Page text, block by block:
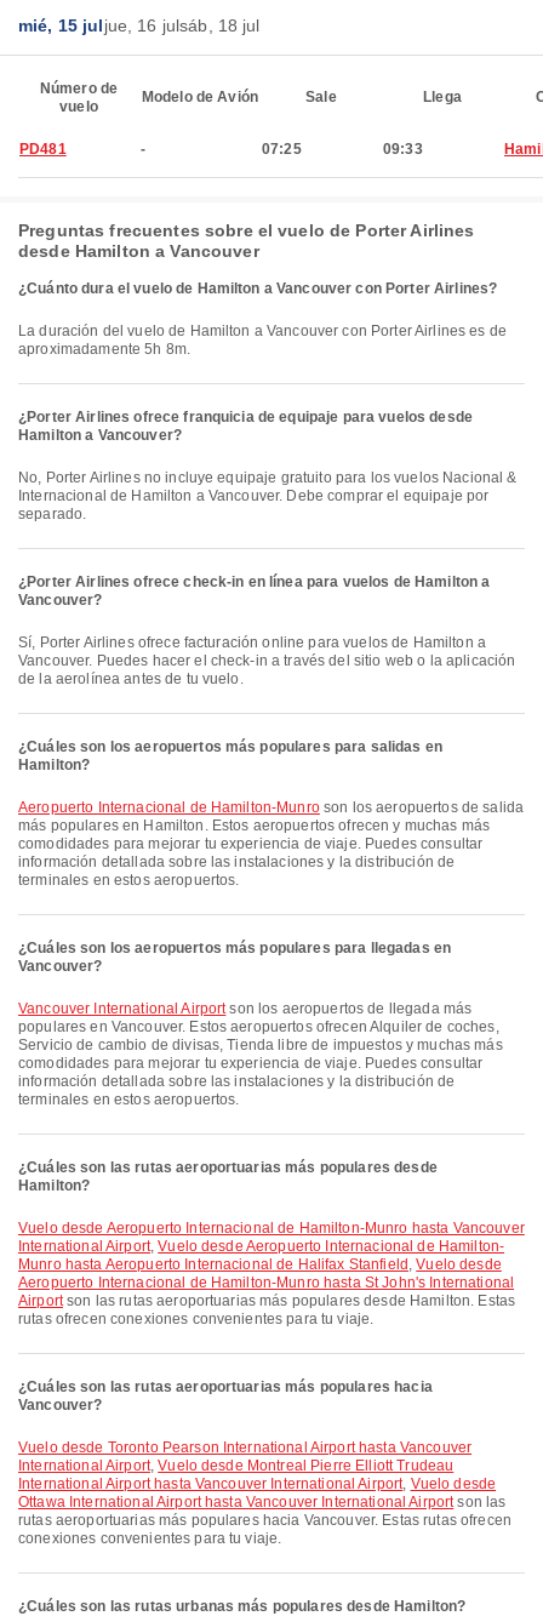
mié, 15 juljue, 16 julsáb, 18 jul
Número de
vuelo
Modelo de Avión Sale Llega
PD481 - 07:25 09:33
Preguntas frecuentes sobre el vuelo de Porter Airlines
desde Hamilton a Vancouver
¿Cuánto dura el vuelo de Hamilton a Vancouver con Porter Airlines?
La duración del vuelo de Hamilton a Vancouver con Porter Airlines es de
aproximadamente 5h 8m.
¿Porter Airlines ofrece franquicia de equipaje para vuelos desde
Hamilton a Vancouver?
No, Porter Airlines no incluye equipaje gratuito para los vuelos Nacional &
Internacional de Hamilton a Vancouver. Debe comprar el equipaje por
separado.
¿Porter Airlines ofrece check-in en línea para vuelos de Hamilton a
Vancouver?
Sí, Porter Airlines ofrece facturación online para vuelos de Hamilton a
Vancouver. Puedes hacer el check-in a través del sitio web o la aplicación
de la aerolínea antes de tu vuelo.
¿Cuáles son los aeropuertos más populares para salidas en
Hamilton?
Aeropuerto Internacional de Hamilton-Munroson los aeropuertos de salida
más populares en Hamilton. Estos aeropuertos ofrecen y muchas más
comodidades para mejorar tu experiencia de viaje. Puedes consultar
información detallada sobre las instalaciones y la distribución de
terminales en estos aeropuertos.
¿Cuáles son los aeropuertos más populares para llegadas en
Vancouver?
Vancouver International Airportson los aeropuertos de llegada más
populares en Vancouver. Estos aeropuertos ofrecen Alquiler de coches,
Servicio de cambio de divisas, Tienda libre de impuestos y muchas más
comodidades para mejorar tu experiencia de viaje. Puedes consultar
información detallada sobre las instalaciones y la distribución de
terminales en estos aeropuertos.
¿Cuáles son las rutas aeroportuarias más populares desde
Hamilton?
Vuelo desde Aeropuerto Internacional de Hamilton-Munro hasta Vancouver
International Airport,Vuelo desde Aeropuerto Internacional de Hamilton-
Munro hasta Aeropuerto Internacional de Halifax Stanfield ,Vuelo desde
Aeropuerto Internacional de Hamilton-Munro hasta St John's International
Airportson las rutas aeroportuarias más populares desde Hamilton. Estas
rutas ofrecen conexiones convenientes para tu viaje.
¿Cuáles son las rutas aeroportuarias más populares hacia
Vancouver?
Vuelo desde Toronto Pearson International Airport hasta Vancouver
International Airport,Vuelo desde Montreal Pierre Elliott Trudeau
International Airport hasta Vancouver International Airport, Vuelo desde
Ottawa International Airport hasta Vancouver International Airportson las
rutas aeroportuarias más populares hacia Vancouver. Estas rutas ofrecen
conexiones convenientes para tu viaje.
¿Cuáles son las rutas urbanas más populares desde Hamilton?